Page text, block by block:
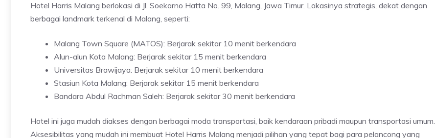
Hotel Harris Malang berlokasi di Jl. Soekarno Hatta No. 99, Malang, Jawa Timur. Lokasinya strategis, dekat dengan
berbagai landmark terkenal di Malang, seperti:
Malang Town Square (MATOS): Berjarak sekitar 10 menit berkendara
Alun-alun Kota Malang: Berjarak sekitar 15 menit berkendara
Universitas Brawijaya: Berjarak sekitar 10 menit berkendara
Stasiun Kota Malang: Berjarak sekitar 15 menit berkendara
Bandara Abdul Rachman Saleh: Berjarak sekitar 30 menit berkendara
Hotel ini juga mudah diakses dengan berbagai moda transportasi, baik kendaraan pribadi maupun transportasi umum.
Aksesibilitas yang mudah ini membuat Hotel Harris Malang menjadi pilihan yang tepat bagi para pelancong yang